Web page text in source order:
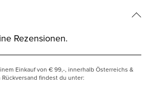
Rezensionen.
Einkauf von € 99,-, innerhalb Österreichs &
findest du unter: